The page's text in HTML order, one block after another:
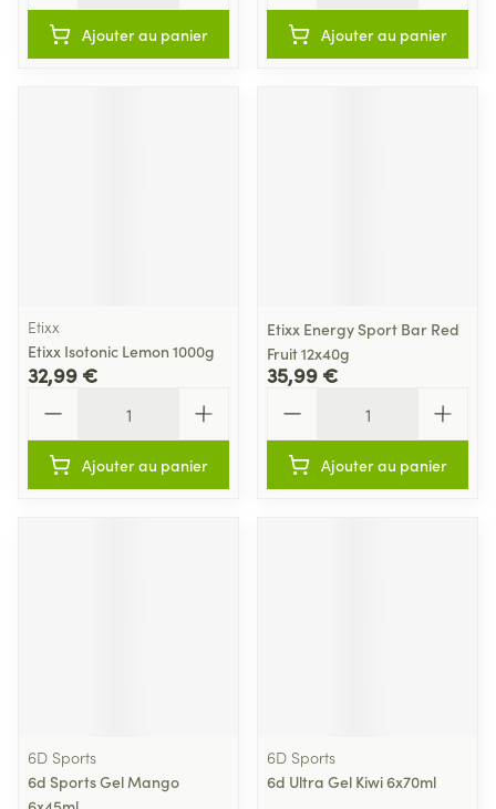
Ajouter au panier Ajouter au panier
Etixx
Etixx Isotonic Lemon 1000g
32,99 €
Ajouter au panier
Etixx Energy Sport Bar Red
Fruit 12x40g
35,99 €
Ajouter au panier
6D Sports
6d Sports Gel Mango
6D Sports
6d Ultra Gel Kiwi 6x70ml